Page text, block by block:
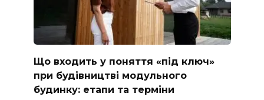
Що входить у поняття «під ключ»
при будівництві модульного
будинку: етапи та терміни